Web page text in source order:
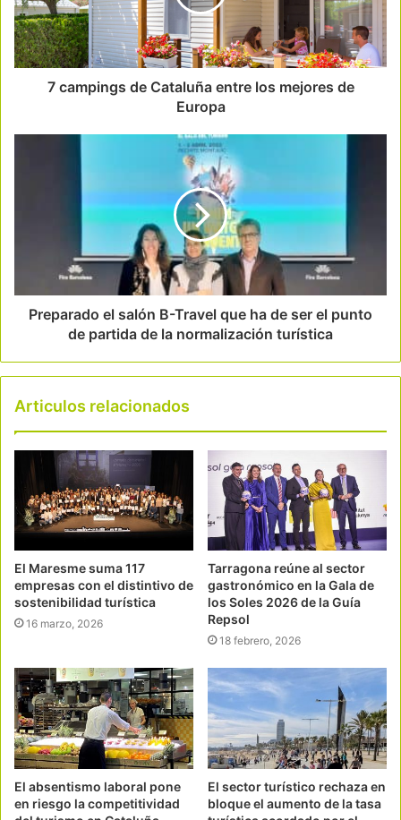
7 campings de Cataluña entre los mejores de
Europa
Preparado el salón B-Travel que ha de ser el punto
de partida de la normalización turística
Articulos relacionados
El Maresme suma 117
empresas con el distintivo de
sostenibilidad turística
16 marzo, 2026
Tarragona reúne al sector
gastronómico en la Gala de
los Soles 2026 de la Guía
Repsol
18 febrero, 2026
El absentismo laboral pone
en riesgo la competitividad
El sector turístico rechaza en
bloque el aumento de la tasa